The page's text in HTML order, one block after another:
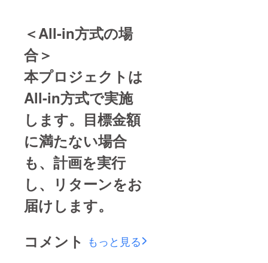
＜All-in方式の場
合＞
本プロジェクトは
All-in方式で実施
します。目標金額
に満たない場合
も、計画を実行
し、リターンをお
届けします。
コメント もっと見る